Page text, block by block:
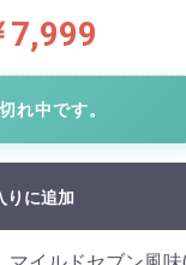
7,999
れ中です。
りに追加